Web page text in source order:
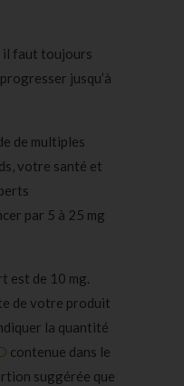
il faut toujours
jusqu’à
de multiples
votre santé et
par 5 à 25 mg
est de 10 mg.
de votre produit
la quantité
contenue dans le
suggérée que